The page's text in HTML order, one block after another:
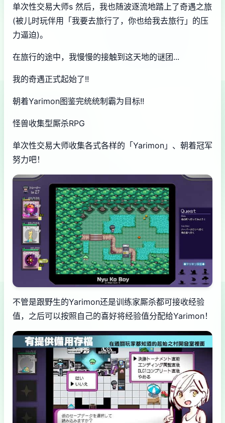
单次性交易大师s 然后，我也随波逐流地踏上了奇遇之旅
(被儿时玩伴用「我要去旅行了，你也给我去旅行」的压
力逼迫)。
在旅行的途中，我慢慢的接触到这天地的谜团...
我的奇遇正式起始了!!
朝着Yarimon图鉴完统统制霸为目标!!
怪兽收集型厮杀RPG
单次性交易大师收集各式各样的「Yarimon」、朝着冠军
努力吧！
不管是跟野生的Yarimon还是训练家厮杀都可接收经验
值，之后可以按照自己的喜好将经验值分配给Yarimon！